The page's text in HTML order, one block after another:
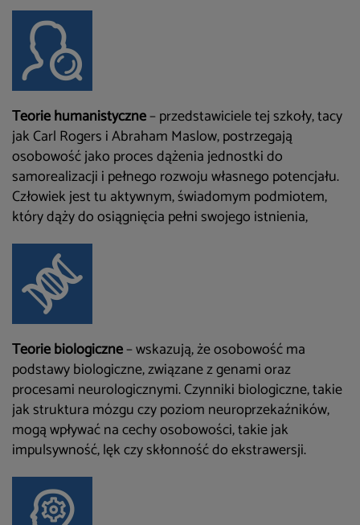
Teorie humanistyczne– przedstawiciele tej szkoły, tacy
jak Carl Rogers i Abraham Maslow, postrzegają
osobowość jako proces dążenia jednostki do
samorealizacji i pełnego rozwoju własnego potencjału.
Człowiek jest tu aktywnym, świadomym podmiotem,
który dąży do osiągnięcia pełni swojego istnienia,
Teorie biologiczne– wskazują, że osobowość ma
podstawy biologiczne, związanez genami oraz
procesami neurologicznymi. Czynniki biologiczne, takie
jak struktura mózgu czy poziom neuroprzekaźników,
mogą wpływać na cechy osobowości, takie jak
impulsywność, lęk czy skłonność do ekstrawersji.